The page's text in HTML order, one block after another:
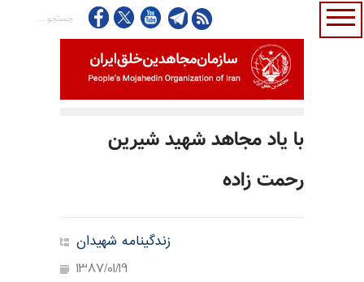
با یاد مجاهد شهید شیرین
رحمت زاده
زندگینامه شهیدان
1387/01/19